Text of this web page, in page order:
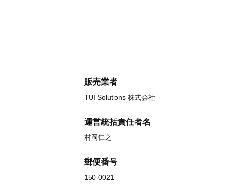
販売業者
TUI Solutions 株式会社
運営統括責任者名
村岡仁之
郵便番号
150-0021